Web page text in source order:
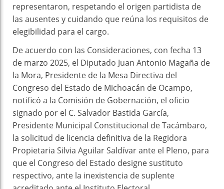
representaron, respetando el origen partidista de
las ausentes y cuidando que reúna los requisitos de
elegibilidad para el cargo.
De acuerdo con las Consideraciones, con fecha 13
de marzo 2025, el Diputado Juan Antonio Magaña de
la Mora, Presidente de la Mesa Directiva del
Congreso del Estado de Michoacán de Ocampo,
notificó a la Comisión de Gobernación, el oficio
signado por el C. Salvador Bastida García,
Presidente Municipal Constitucional de Tacámbaro,
la solicitud de licencia definitiva de la Regidora
Propietaria Silvia Aguilar Saldívar ante el Pleno, para
que el Congreso del Estado designe sustituto
respectivo, ante la inexistencia de suplente